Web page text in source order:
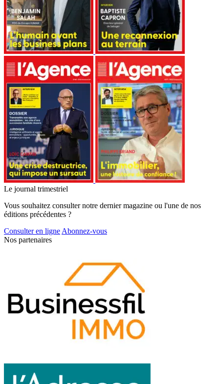
Le journal trimestriel
Vous souhaitez consulter notre dernier magazine ou l'une de nos
éditions précédentes ?
Consulter en ligne Abonnez-vous
Nos partenaires